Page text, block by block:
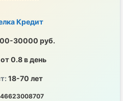
Кредит
30000 руб.
от 0.8 в день
18-70 лет